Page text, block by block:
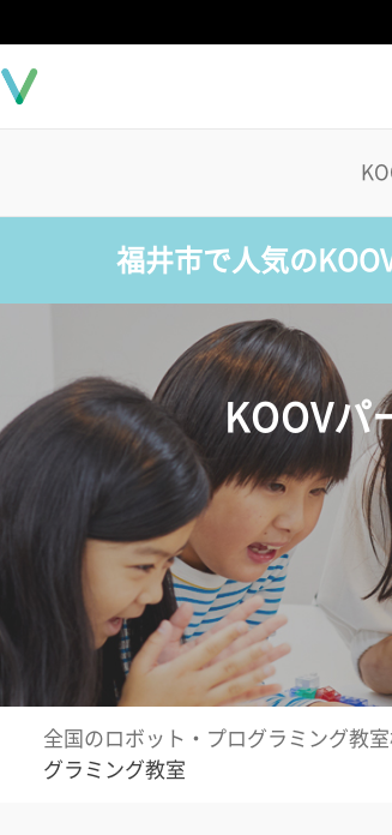
福井市で人気の
KOOV
全国のロボット・プログラミング教
グラミング教室